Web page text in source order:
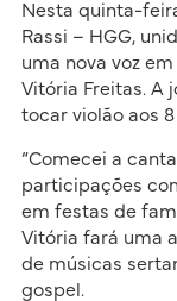
Nesta quinta-
Rassi – HGG,
uma nova voz
Vitória Freitas. A
tocar violão aos
“Comecei a
participações
em festas de
Vitória fará uma
de músicas
gospel.